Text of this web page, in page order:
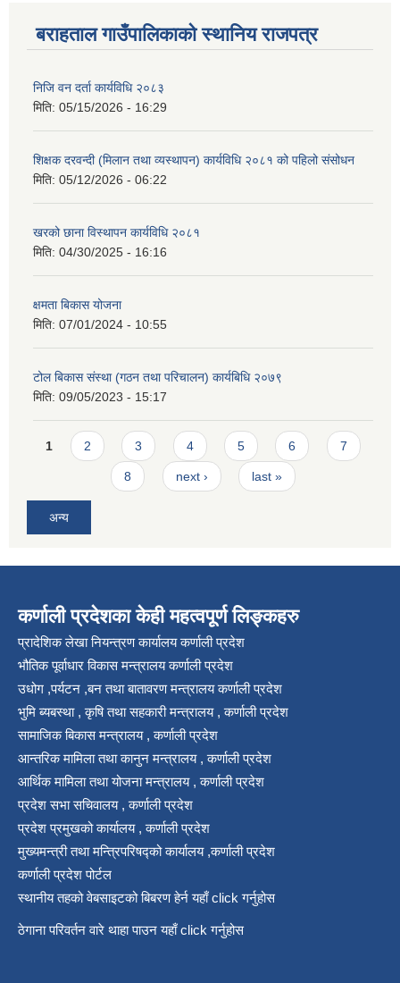
बराहताल गाउँपालिकाको स्थानिय राजपत्र
निजि वन दर्ता कार्यविधि २०८३
मिति: 05/15/2026 - 16:29
शिक्षक दरवन्दी (मिलान तथा व्यस्थापन) कार्यविधि २०८१ को पहिलो संसोधन
मिति: 05/12/2026 - 06:22
खरको छाना विस्थापन कार्यविधि २०८१
मिति: 04/30/2025 - 16:16
क्षमता बिकास योजना
मिति: 07/01/2024 - 10:55
टोल बिकास संस्था (गठन तथा परिचालन) कार्यबिधि २०७९
मिति: 09/05/2023 - 15:17
Pages
1 2 3 4 5 6 7
8 next › last »
अन्य
कर्णाली प्रदेशका केही महत्वपूर्ण लिङ्कहरु
प्रादेशिक लेखा नियन्त्रण कार्यालय कर्णाली प्रदेश
भौतिक पूर्वाधार विकास मन्त्रालय कर्णाली प्रदेश
उधोग ,पर्यटन ,बन तथा बातावरण मन्त्रालय कर्णाली प्रदेश
भुमि ब्यबस्था , कृषि तथा सहकारी मन्त्रालय , कर्णाली प्रदेश
सामाजिक बिकास मन्त्रालय , कर्णाली प्रदेश
आन्तरिक मामिला तथा कानुन मन्त्रालय , कर्णाली प्रदेश
आर्थिक मामिला तथा योजना मन्त्रालय , कर्णाली प्रदेश
प्रदेश सभा सचिवालय , कर्णाली प्रदेश
प्रदेश प्रमुखको कार्यालय , कर्णाली प्रदेश
मुख्यमन्त्री तथा मन्त्रिपरिषद्को कार्यालय ,कर्णाली प्रदेश
कर्णाली प्रदेश पोर्टल
स्थानीय तहको वेबसाइटको बिबरण हेर्न यहाँ click गर्नुहोस
ठेगाना परिवर्तन वारे थाहा पाउन यहाँ click गर्नुहोस